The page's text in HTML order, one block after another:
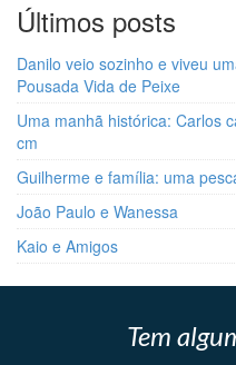
Últimos posts
Danilo veio sozinho e viveu
Pousada Vida de Peixe
Uma manhã histórica: Carlos
cm
Guilherme e família: uma
João Paulo e Wanessa
Kaio e Amigos
Tem